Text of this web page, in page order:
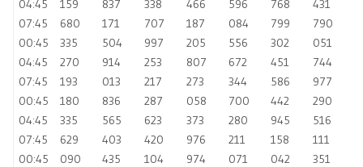
04:45
159 837 338 466 596 768
431
07:45
680 171 707 187 084 799
790
00:45
335 504 997 205 556 302
051
04:45
270 914 253 807 672 451
744
07:45
193 013 217 273 344 586
977
00:45
180 836 287 058 700 442
290
04:45
335 565 623 373 280 945
516
07:45
629 403 420 976 211 158
111
00:45
090 435 104 974 071 042
351